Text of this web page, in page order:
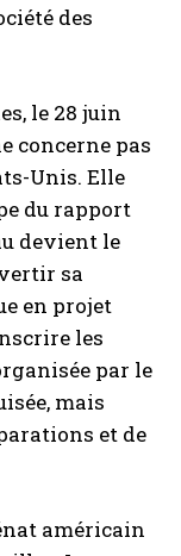
des
le 28 juin
concerne pas
Unis. Elle
du rapport
devient le
sa
en projet
les
par le
mais
et de
américain